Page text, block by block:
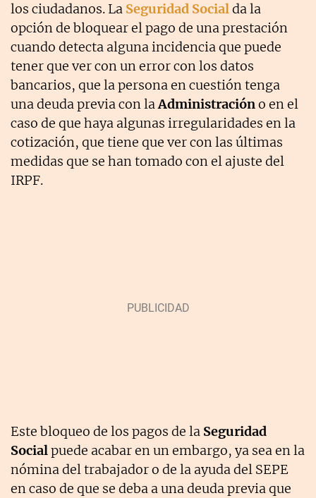
los ciudadanos. La Seguridad Socialda la
opción de bloquear el pago de una prestación
cuando detecta alguna incidencia que puede
tener que ver con un error con los datos
bancarios, que la persona en cuestión tenga
una deuda previa con laAdministracióno en el
caso de que haya algunas irregularidades en la
cotización, que tiene que ver con las últimas
medidas que se han tomado con el ajuste del
IRPF.
Este bloqueo de los pagos de la Seguridad
Socialpuede acabar en un embargo, ya sea en la
nómina del trabajador o de la ayuda del SEPE
en caso de que se deba a una deuda previa que